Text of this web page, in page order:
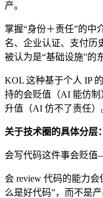
产。
掌握“身份＋责任”的中
名、企业认证、支付
被认为是“基础设施”的
KOL 这种基于个人 IP
持的会贬值（AI 能仿
升值（AI 仿不了责任）
关于技术圈的具体分层：
会写代码这件事会贬
会 review 代码的能力
么是好代码”，而不是产